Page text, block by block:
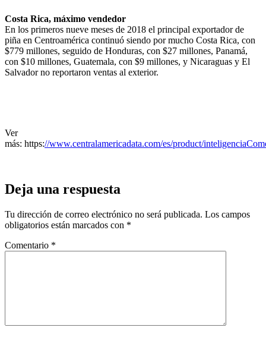
Costa Rica, máximo vendedor
En los primeros nueve meses de 2018 el principal exportador de
piña en Centroamérica continuó siendo por mucho Costa Rica, con
$779 millones, seguido de Honduras, con $27 millones, Panamá,
con $10 millones, Guatemala, con $9 millones, y Nicaraguas y El
Salvador no reportaron ventas al exterior.
Ver
más: https://www.centralamericadata.com/es/product/
Deja una respuesta
Tu dirección de correo electrónico no será publicada. Los campos
obligatorios están marcados con *
Comentario *